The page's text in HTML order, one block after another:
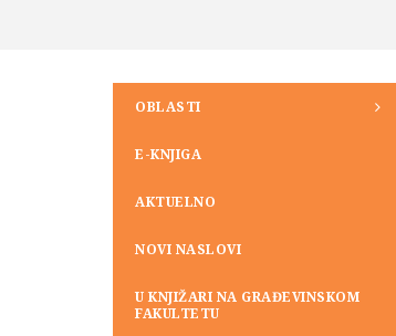
OBLASTI
E-KNJIGA
AKTUELNO
NOVI NASLOVI
U KNJIŽARI NA GRAĐEVINSKOM
FAKULTETU